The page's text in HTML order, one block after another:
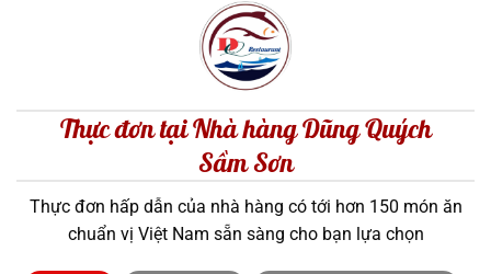
Thực đơn tại Nhà hàng Dũng Quých
Sầm Sơn
Thực đơn hấp dẫn của nhà hàng có tới hơn 150 món ăn
chuẩn vị Việt Nam sẵn sàng cho bạn lựa chọn